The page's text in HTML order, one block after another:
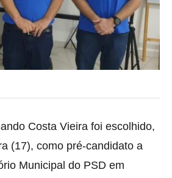
Costa Vieira foi escolhido,
(17), como pré-candidato a
Municipal do PSD em